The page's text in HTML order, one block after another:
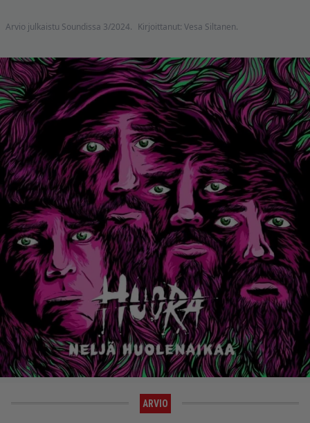
Arvio julkaistu Soundissa 3/2024. Kirjoittanut: Vesa Siltanen.
ARVIO